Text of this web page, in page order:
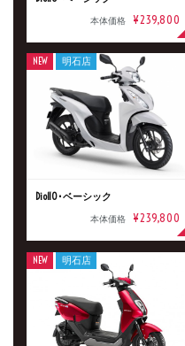
本体価格 ¥239,800
Dio110･ベーシック
本体価格 ¥239,800
NEW 明石店
NEW 明石店
新車